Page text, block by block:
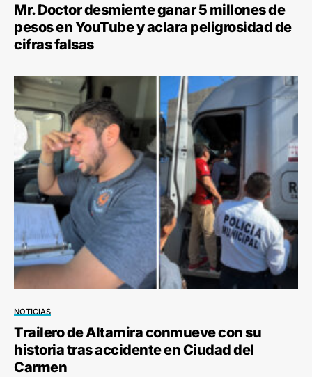
Mr. Doctor desmiente ganar 5 millones de
pesos en YouTube y aclara peligrosidad de
cifras falsas
NOTICIAS
Trailero de Altamira conmueve con su
historia tras accidente en Ciudad del
Carmen